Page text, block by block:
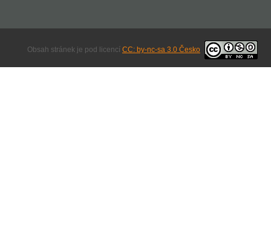
Obsah stránek je pod licencí CC: by-nc-sa 3.0 Česko